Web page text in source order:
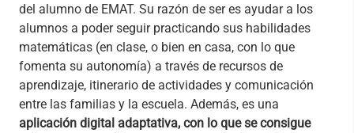
del alumno de EMAT. Su razón de ser es ayudar a los
alumnos a poder seguir practicando sus habilidades
matemáticas (en clase, o bien en casa, con lo que
fomenta su autonomía) a través de recursos de
aprendizaje, itinerario de actividades y comunicación
entre las familias y la escuela. Además, es una
aplicación digital adaptativa, con lo que se consigue